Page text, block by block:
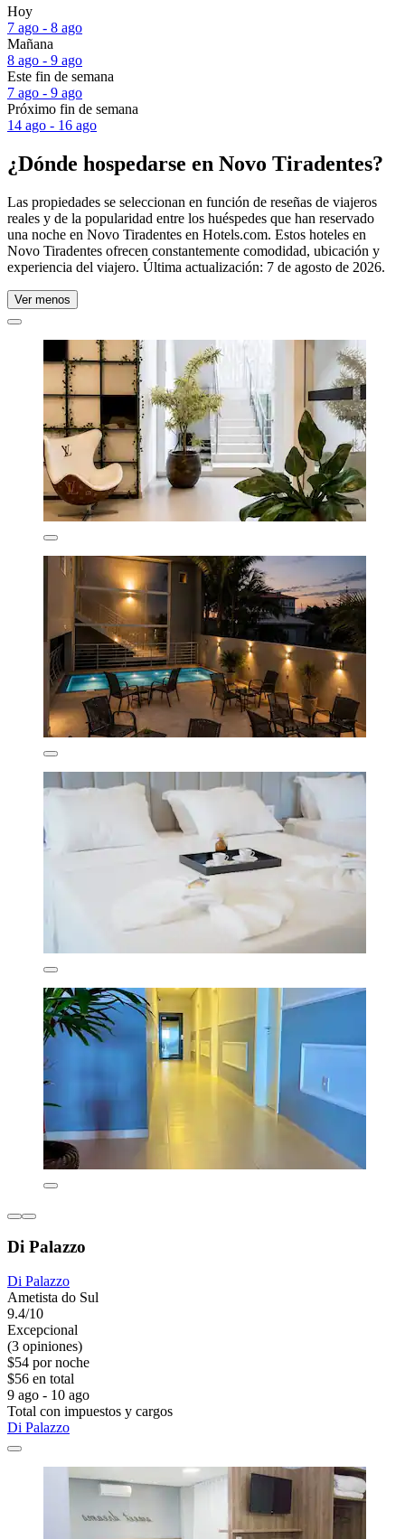
Hoy
7 ago - 8 ago
Mañana
8 ago - 9 ago
Este fin de semana
7 ago - 9 ago
Próximo fin de semana
14 ago - 16 ago
¿Dónde hospedarse en Novo Tiradentes?
Las propiedades se seleccionan en función de reseñas de viajeros
reales y de la popularidad entre los huéspedes que han reservado
una noche en Novo Tiradentes en Hotels.com. Estos hoteles en
Novo Tiradentes ofrecen constantemente comodidad, ubicación y
experiencia del viajero. Última actualización: 7 de agosto de 2026.
Ver menos
Di Palazzo
Di Palazzo
Ametista do Sul
9.4/10
Excepcional
(3 opiniones)
$54 por noche
$56 en total
9 ago - 10 ago
Total con impuestos y cargos
Di Palazzo